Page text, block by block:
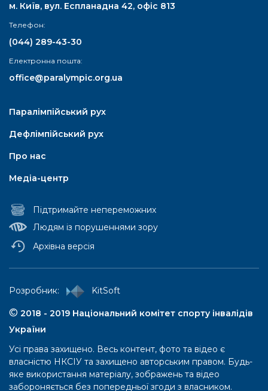
м. Київ, вул. Еспланадна 42, офіс 813
Телефон:
(044) 289-43-30
Електронна пошта:
office@paralympic.org.ua
Паралімпійський рух
Дефлімпійський рух
Про нас
Медіа-центр
Підтримайте непереможних
Людям із порушеннями зору
Архівна версія
Паралімпійський рух
Паралімпійські літні ігри
Правила та положення
Перелік ігор
© 2018 - 2019 Національний комітет спорту інвалідів
України
Pозробник: KitSoft
Усі права захищено. Весь контент, фото та відео є
власністю НКСІУ та захищено авторським правом. Будь-
яке використання матеріалу, зображень та відео
забороняється без попередньої згоди з власником.